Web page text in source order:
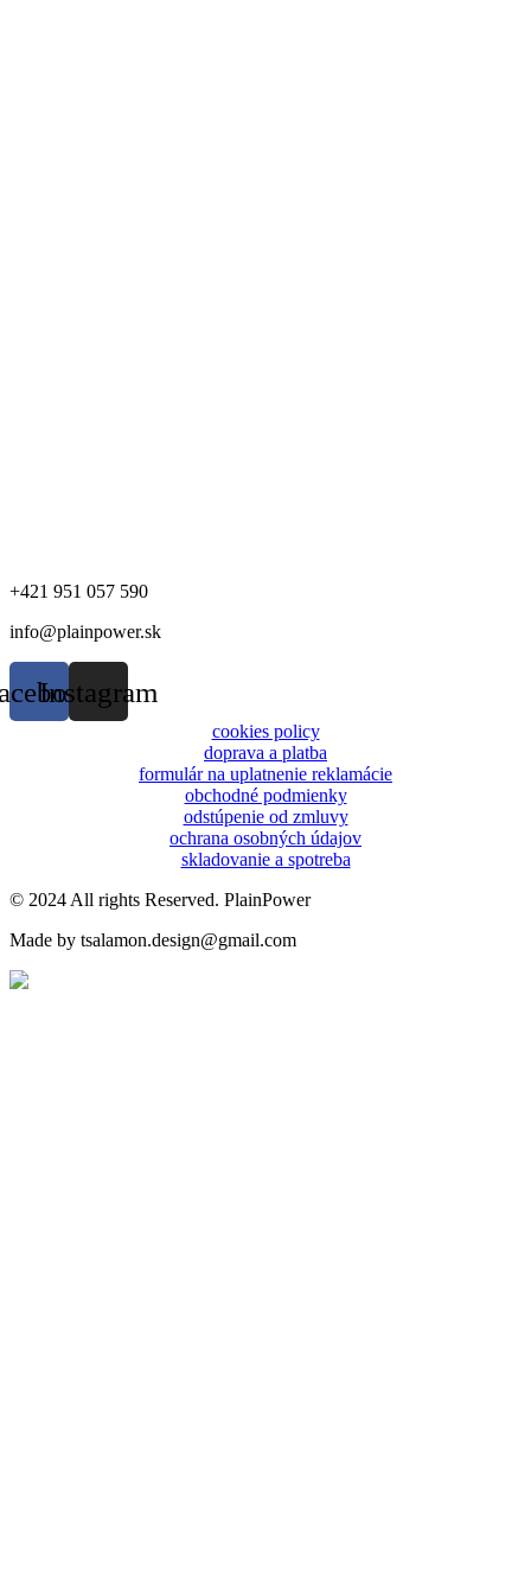
+421 951 057 590
info@plainpower.sk
Instagram
cookies policy
doprava a platba
formulár na uplatnenie reklamácie
obchodné podmienky
odstúpenie od zmluvy
ochrana osobných údajov
skladovanie a spotreba
© 2024 All rights Reserved. PlainPower
Made by tsalamon.design@gmail.com